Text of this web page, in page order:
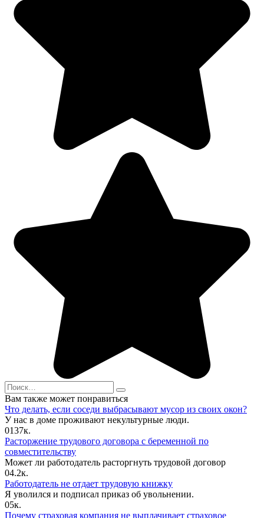
Search
for:
Вам также может понравиться
Что делать, если соседи выбрасывают мусор из своих окон?
У нас в доме проживают некультурные люди.
0137к.
Расторжение трудового договора с беременной по
совместительству
Может ли работодатель расторгнуть трудовой договор
04.2к.
Работодатель не отдает трудовую книжку
Я уволился и подписал приказ об увольнении.
05к.
Почему страховая компания не выплачивает страховое